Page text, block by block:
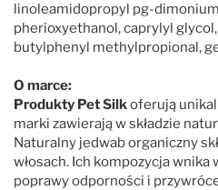
linoleamidopropyl pg-
pherioxyethanol, caprylyl
butylphenyl methylpropional,
O marce:
Produkty Pet Silkoferują
marki zawierają w składzie
Naturalny jedwab organiczny
włosach. Ich kompozycja wnika
poprawy odporności i